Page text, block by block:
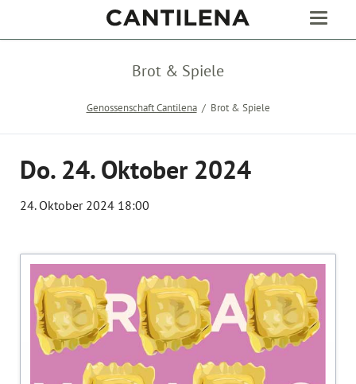
Brot & Spiele
Genossenschaft Cantilena Brot & Spiele
Do. 24. Oktober 2024
24. Oktober 2024 18:00